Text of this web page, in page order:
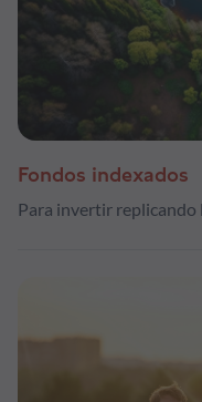
Fondos indexados
Para invertir replicando